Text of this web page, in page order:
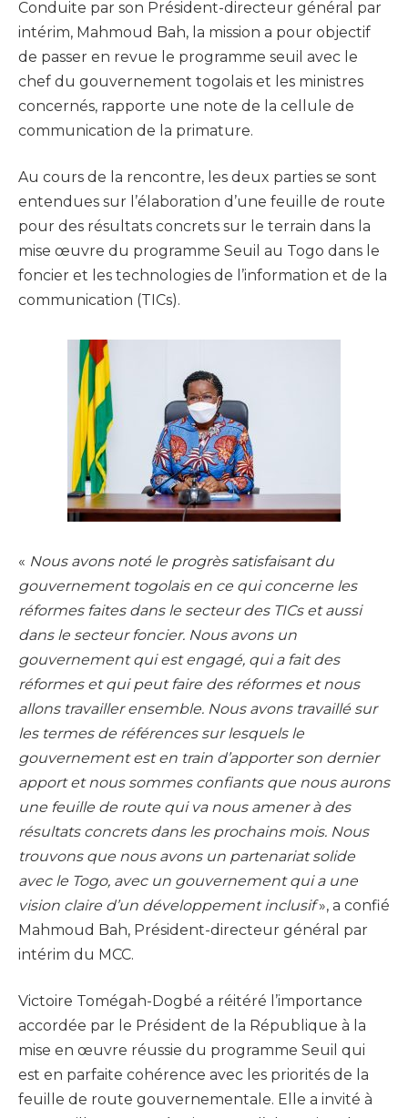
Conduite par son Président-directeur général par
intérim, Mahmoud Bah, la mission a pour objectif
de passer en revue le programme seuil avec le
chef du gouvernement togolais et les ministres
concernés, rapporte une note de la cellule de
communication de la primature.
Au cours de la rencontre, les deux parties se sont
entendues sur l’élaboration d’une feuille de route
pour des résultats concrets sur le terrain dans la
mise œuvre du programme Seuil au Togo dans le
foncier et les technologies de l’information et de la
communication (TICs).
« Nous avons noté le progrès satisfaisant du
gouvernement togolais en ce qui concerne les
réformes faites dans le secteur des TICs et aussi
dans le secteur foncier. Nous avons un
gouvernement qui est engagé, qui a fait des
réformes et qui peut faire des réformes et nous
allons travailler ensemble. Nous avons travaillé sur
les termes de références sur lesquels le
gouvernement est en train d’apporter son dernier
apport et nous sommes confiants que nous aurons
une feuille de route qui va nous amener à des
résultats concrets dans les prochains mois. Nous
trouvons que nous avons un partenariat solide
avec le Togo, avec un gouvernement qui a une
vision claire d’un développement inclusif», a confié
Mahmoud Bah, Président-directeur général par
intérim du MCC.
Victoire Tomégah-Dogbé a réitéré l’importance
accordée par le Président de la République à la
mise en œuvre réussie du programme Seuil qui
est en parfaite cohérence avec les priorités de la
feuille de route gouvernementale. Elle a invité à